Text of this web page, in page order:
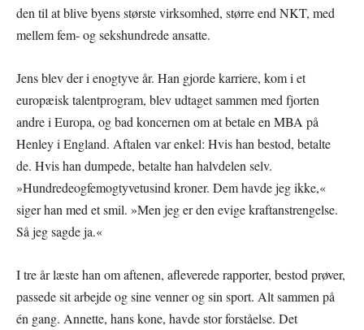
den til at blive byens største virksomhed, større end NKT, med
mellem fem- og sekshundrede ansatte.
Jens blev der i enogtyve år. Han gjorde karriere, kom i et
europæisk talentprogram, blev udtaget sammen med fjorten
andre i Europa, og bad koncernen om at betale en MBA på
Henley i England. Aftalen var enkel: Hvis han bestod, betalte
de. Hvis han dumpede, betalte han halvdelen selv.
»Hundredeogfemogtyvetusind kroner. Dem havde jeg ikke,«
siger han med et smil. »Men jeg er den evige kraftanstrengelse.
Så jeg sagde ja.«
I tre år læste han om aftenen, afleverede rapporter, bestod prøver,
passede sit arbejde og sine venner og sin sport. Alt sammen på
én gang. Annette, hans kone, havde stor forståelse. Det